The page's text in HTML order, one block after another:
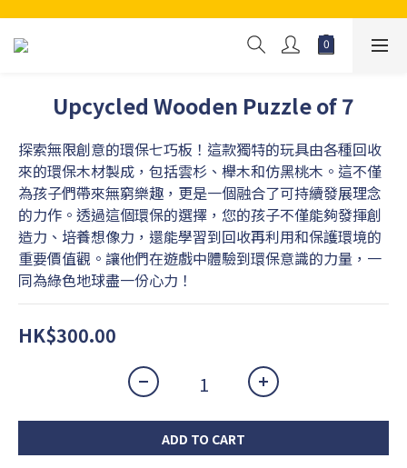
Upcycled Wooden Puzzle of 7
探索無限創意的環保七巧板！這款獨特的玩具由各種回收
來的環保木材製成，包括雲杉、櫸木和仿黑桃木。這不僅
為孩子們帶來無窮樂趣，更是一個融合了可持續發展理念
的力作。透過這個環保的選擇，您的孩子不僅能夠發揮創
造力、培養想像力，還能學習到回收再利用和保護環境的
重要價值觀。讓他們在遊戲中體驗到環保意識的力量，一
同為綠色地球盡一份心力！
HK$300.00
ADD TO CART